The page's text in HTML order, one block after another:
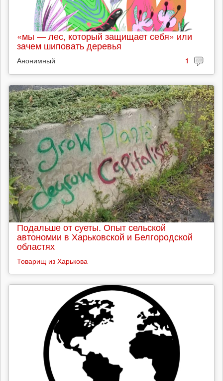
«мы — лес, который защищает себя» или
зачем шиповать деревья
Анонимный 1
Подальше от суеты. Опыт сельской
автономии в Харьковской и Белгородской
областях
Товарищ из Харькова